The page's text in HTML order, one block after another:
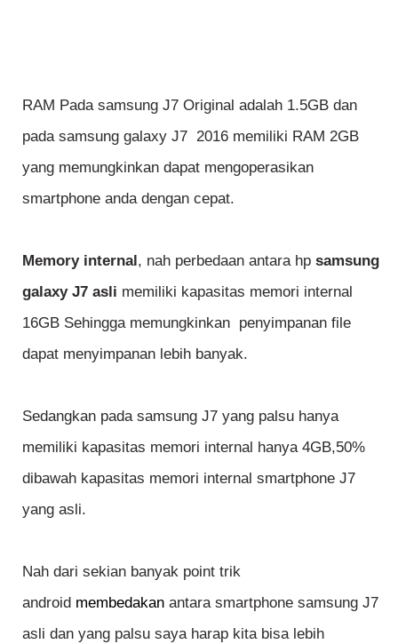
RAM Pada samsung J7 Original adalah 1.5GB dan
pada samsung galaxy J7 2016 memiliki RAM 2GB
yang memungkinkan dapat mengoperasikan
smartphone anda dengan cepat.
Memory internal , nah perbedaan antara hp samsung
galaxy J7 asli memiliki kapasitas memori internal
16GB Sehingga memungkinkan penyimpanan file
dapat menyimpanan lebih banyak.
Sedangkan pada samsung J7 yang palsu hanya
memiliki kapasitas memori internal hanya 4GB,50%
dibawah kapasitas memori internal smartphone J7
yang asli.
Nah dari sekian banyak point trik
android membedakan antara smartphone samsung J7
asli dan yang palsu saya harap kita bisa lebih